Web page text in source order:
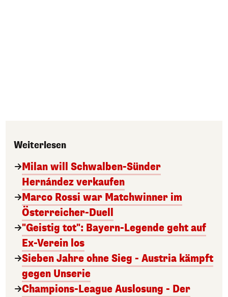
Weiterlesen
Milan will Schwalben-Sünder
Hernández verkaufen
Marco Rossi war Matchwinner im
Österreicher-Duell
"Geistig tot": Bayern-Legende geht auf
Ex-Verein los
Sieben Jahre ohne Sieg - Austria kämpft
gegen Unserie
Champions-League Auslosung - Der